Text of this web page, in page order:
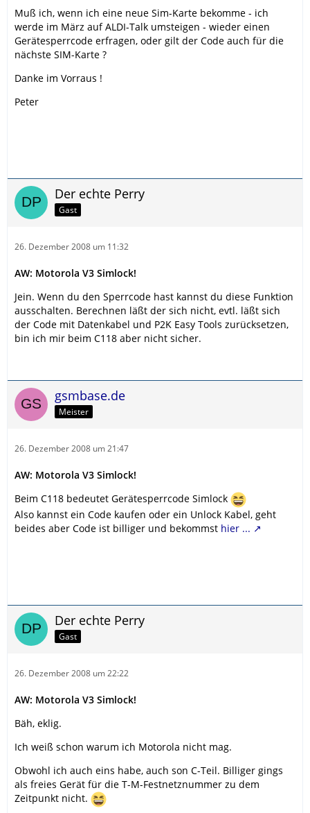
Muß ich, wenn ich eine neue Sim-Karte bekomme - ich
werde im März auf ALDI-Talk umsteigen - wieder einen
Gerätesperrcode erfragen, oder gilt der Code auch für die
nächste SIM-Karte ?
Danke im Vorraus !
Peter
Der echte Perry
Gast
26. Dezember 2008 um 11:32
AW: Motorola V3 Simlock!
Jein. Wenn du den Sperrcode hast kannst du diese Funktion
ausschalten. Berechnen läßt der sich nicht, evtl. läßt sich
der Code mit Datenkabel und P2K Easy Tools zurücksetzen,
bin ich mir beim C118 aber nicht sicher.
gsmbase.de
Meister
26. Dezember 2008 um 21:47
AW: Motorola V3 Simlock!
Beim C118 bedeutet Gerätesperrcode Simlock
Also kannst ein Code kaufen oder ein Unlock Kabel, geht
beides aber Code ist billiger und bekommst hier ...
Der echte Perry
Gast
26. Dezember 2008 um 22:22
AW: Motorola V3 Simlock!
Bäh, eklig.
Ich weiß schon warum ich Motorola nicht mag.
Obwohl ich auch eins habe, auch son C-Teil. Billiger gings
als freies Gerät für die T-M-Festnetznummer zu dem
Zeitpunkt nicht.